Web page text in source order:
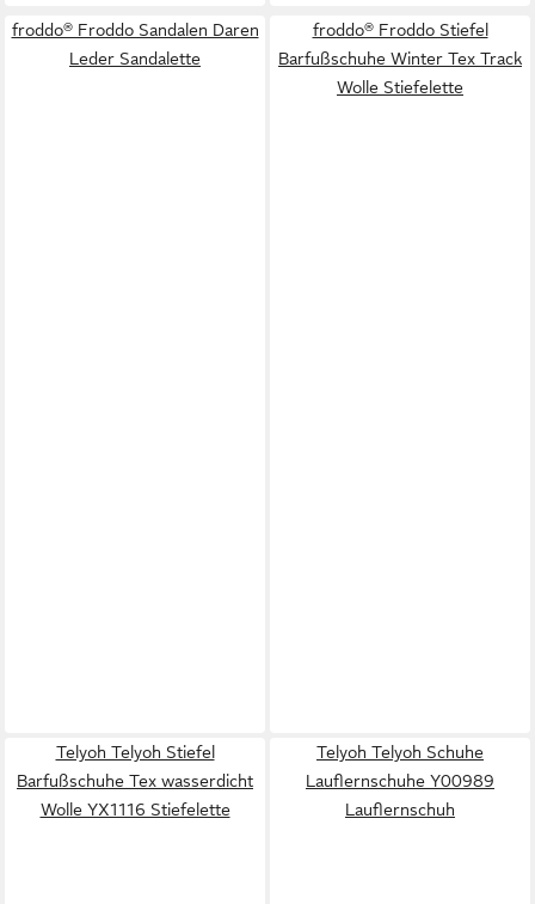
froddo® Froddo Sandalen Daren
Leder Sandalette
froddo® Froddo Stiefel
Barfußschuhe Winter Tex Track
Wolle Stiefelette
Telyoh Telyoh Stiefel
Barfußschuhe Tex wasserdicht
Wolle YX1116 Stiefelette
Telyoh Telyoh Schuhe
Lauflernschuhe Y00989
Lauflernschuh